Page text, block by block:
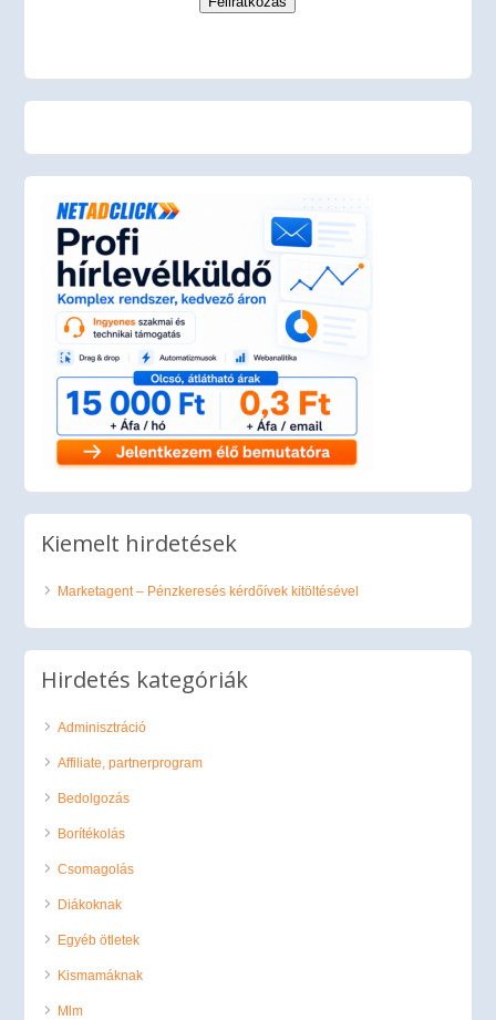
Kiemelt hirdetések
Marketagent – Pénzkeresés kérdőívek kitöltésével
Hirdetés kategóriák
Adminisztráció
Affiliate, partnerprogram
Bedolgozás
Borítékolás
Csomagolás
Diákoknak
Egyéb ötletek
Kismamáknak
Mlm